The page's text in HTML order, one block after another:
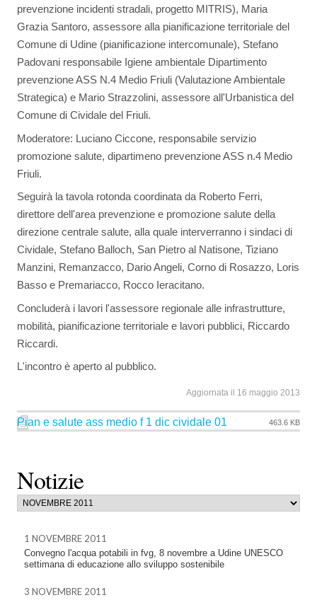
Notizie
1 NOVEMBRE 2011
Convegno l'acqua potabili in fvg, 8 novembre a Udine UNESCO
settimana di educazione allo sviluppo sostenibile
3 NOVEMBRE 2011
prevenzione incidenti stradali, progetto MITRIS), Maria
Grazia Santoro, assessore alla pianificazione territoriale del
Comune di Udine (pianificazione intercomunale), Stefano
Padovani responsabile Igiene ambientale Dipartimento
prevenzione ASS N.4 Medio Friuli (Valutazione Ambientale
Strategica) e Mario Strazzolini, assessore all'Urbanistica del
Comune di Cividale del Friuli.
Moderatore: Luciano Ciccone, responsabile servizio
promozione salute, dipartimeno prevenzione ASS n.4 Medio
Friuli.
Seguirà la tavola rotonda coordinata da Roberto Ferri,
direttore dell'area prevenzione e promozione salute della
direzione centrale salute, alla quale interverranno i sindaci di
Cividale, Stefano Balloch, San Pietro al Natisone, Tiziano
Manzini, Remanzacco, Dario Angeli, Corno di Rosazzo, Loris
Basso e Premariacco, Rocco Ieracitano.
Concluderà i lavori l'assessore regionale alle infrastrutture,
mobilità, pianificazione territoriale e lavori pubblici, Riccardo
Riccardi.
L'incontro è aperto al pubblico.
Aggiornata il 16 maggio 2013
Pian e salute ass medio f 1 dic cividale 01 463.6 KB